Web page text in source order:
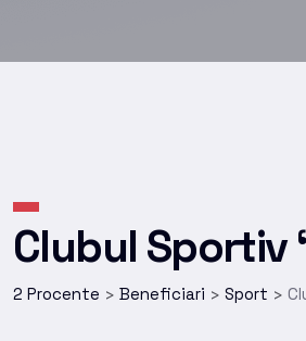
Clubul Sportiv
2 Procente > Beneficiari > Sport >